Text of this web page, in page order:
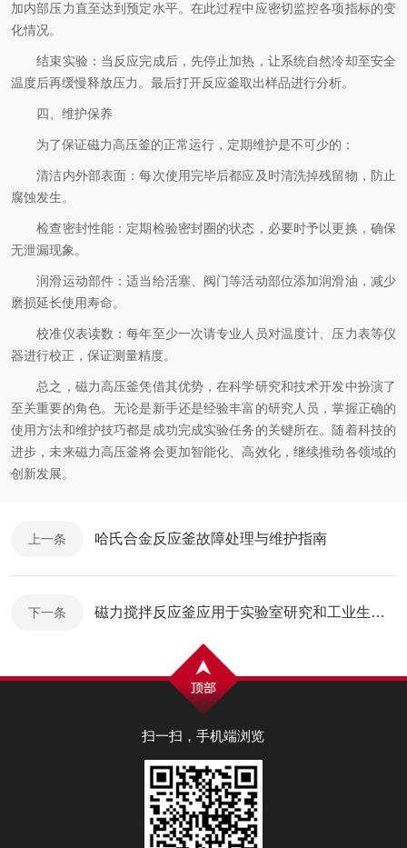
加内部压力直至达到预定水平。在此过程中应密切监控各项指标的变
化情况。
结束实验：当反应完成后，先停止加热，让系统自然冷却至安全
温度后再缓慢释放压力。最后打开反应釜取出样品进行分析。
四、维护保养
为了保证磁力高压釜的正常运行，定期维护是不可少的：
清洁内外部表面：每次使用完毕后都应及时清洗掉残留物，防止
腐蚀发生。
检查密封性能：定期检验密封圈的状态，必要时予以更换，确保
无泄漏现象。
润滑运动部件：适当给活塞、阀门等活动部位添加润滑油，减少
磨损延长使用寿命。
校准仪表读数：每年至少一次请专业人员对温度计、压力表等仪
器进行校正，保证测量精度。
总之，磁力高压釜凭借其优势，在科学研究和技术开发中扮演了
至关重要的角色。无论是新手还是经验丰富的研究人员，掌握正确的
使用方法和维护技巧都是成功完成实验任务的关键所在。随着科技的
进步，未来磁力高压釜将会更加智能化、高效化，继续推动各领域的
创新发展。
上一条 哈氏合金反应釜故障处理与维护指南
下一条 磁力搅拌反应釜应用于实验室研究和工业生产过程中
扫一扫，手机端浏览